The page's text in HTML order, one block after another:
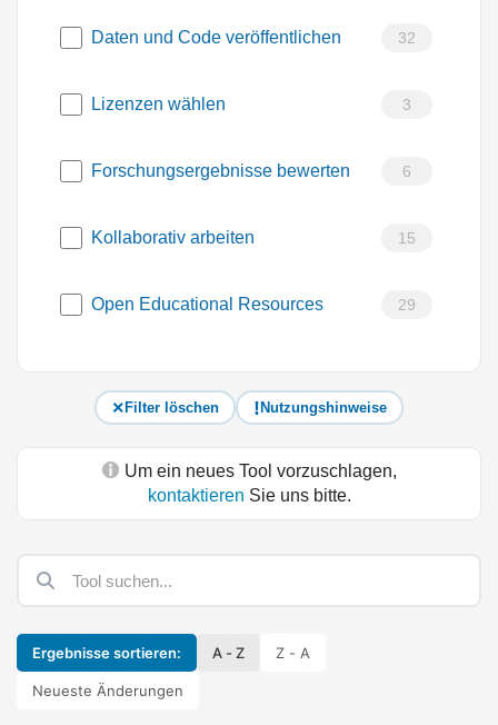
Daten und Code veröffentlichen 32
Lizenzen wählen 3
Forschungsergebnisse bewerten 6
Kollaborativ arbeiten 15
Open Educational Resources 29
Filter löschen Nutzungshinweise
Um ein neues Tool vorzuschlagen,
kontaktieren Sie uns bitte.
Ergebnisse sortieren: A - Z Z - A
Neueste Änderungen